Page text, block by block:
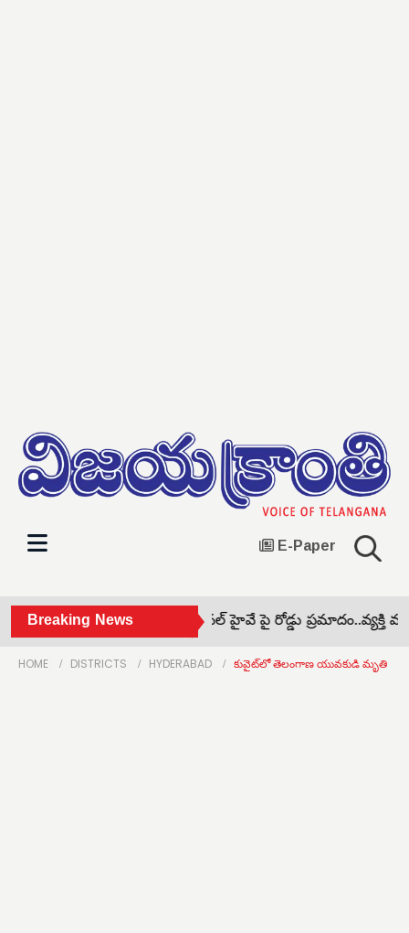
E-Paper
Breaking News
బోనాల సంబరాలు • నేషనల్ హైవే పై రోడ్డు ప్రమాదం..‌వ్యక్తి
HOME DISTRICTS HYDERABAD కువైట్‌లో తెలంగాణ యువకుడి మృతి